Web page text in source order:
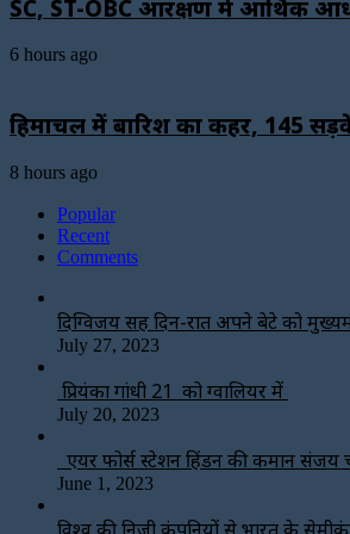
SC, ST-OBC आरक्षण में आर्थिक
6 hours ago
हिमाचल में बारिश का कहर, 145
8 hours ago
Popular
Recent
Comments
दिग्विजय सिंह दिन-रात अपने बेटे को
July 27, 2023
प्रियंका गांधी 21 को ग्वालियर में
July 20, 2023
एयर फोर्स स्टेशन हिंडन की कमान संजय
June 1, 2023